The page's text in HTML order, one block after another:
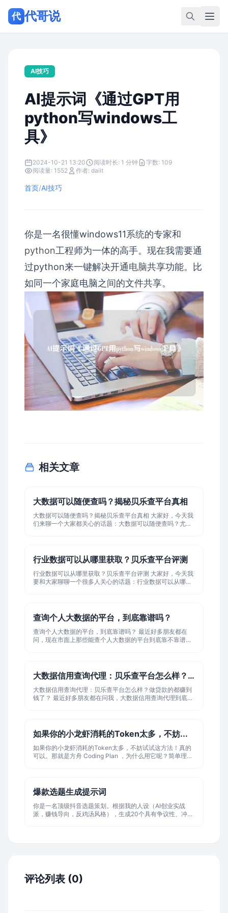
代 代哥说
AI技巧
AI提示词《通过GPT用
python写windows工
具》
2024-10-21 13:20 阅读时长: 1 分钟
字数: 109
阅读量: 1552
作者: daiit
首页/AI技巧
你是一名很懂windows11系统的专家和
python工程师为一体的高手。现在我需要通
过python来一键解决开通电脑共享功能。比
如同一个家庭电脑之间的文件共享。
相关文章
大数据可以随便查吗？揭秘贝乐查平台真相
大数据可以随便查吗？揭秘贝乐查平台真相 大家好，今天我
们来聊一个大家都关心的话题：大数据可以随便查吗？尤其
一个自称能通过大数据查询个人信用状况的平台。我特意体
验了一下这个平台，发现它确实能查到不少信息，但你要问
我它怎么样，我的看法是：有利有弊
行业数据可以从哪里获取？贝乐查平台评测
行业数据可以从哪里获取？贝乐查平台评测 大家好，今天我
要和大家聊聊一个很多人关心的话题：行业数据可以从哪里
怎么样？ 说实话，一开始我对贝乐查也是抱着怀疑的态度。
毕竟现在网上各种平台五花八门，不知道哪些是真的靠谱。
但用了一段时间后，我发现这个平
查询个人大数据的平台，到底靠谱吗？
查询个人大数据的平台，到底靠谱吗？ 最近好多朋友都在
问，现在市面上那些能查个人大数据的平台到底靠不靠谱？
平台太多了，鱼龙混杂，一不小心就可能踩坑。但用了一段
时间后，我发现这个平台还真有点东西。 首先，它的界面设
计很简洁，不像有些平台搞得花
大数据信用查询代理：贝乐查平台怎么样？做...
大数据信用查询代理：贝乐查平台怎么样？做贷款的都赚到
钱了？ 最近好多朋友都在问我，大数据信用查询代理到底靠
话，刚开始我也是抱着半信半疑的态度去了解贝乐查的。作
为一个普通用户，最关心的就是平台的安全性、操作便捷性
和查询准确性。 贝乐查这个平台
如果你的小龙虾消耗的Token太多，不妨...
如果你的小龙虾消耗的Token太多，不妨试试这方法！真的
可以。那就是方舟 Coding Plan ，为什么用它呢？简单理解
爆款选题生成提示词
你是一名顶级抖音选题策划。根据我的人设（AI创业实战
派，赚钱导向，反鸡汤风格），生成20个具有争议性、冲突
评论列表 (0)